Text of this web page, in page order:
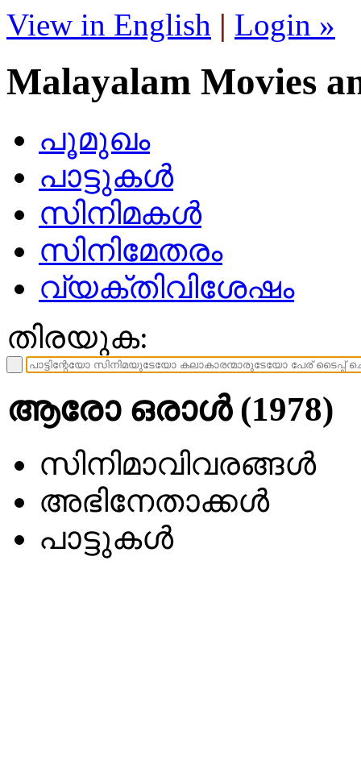
View in English | Login »
Malayalam Movies
പൂമുഖം
പാട്ടുകള്‍
സിനിമകള്‍
സിനിമേതരം
വ്യക്തിവിശേഷം
തിരയുക:
ആരോ ഒരാൾ (1978)
സിനിമാവിവരങ്ങള്‍
അഭിനേതാക്കള്‍
പാട്ടുകള്‍